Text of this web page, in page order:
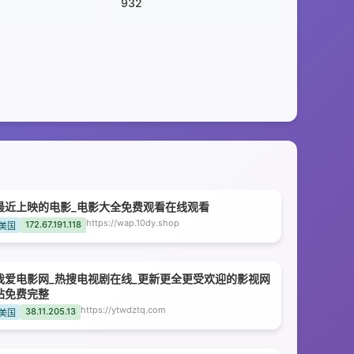
932
近上映的电影_电影大全免费观看在线观看
国 172.67.191.118 https://wap.10dy.shop
爱电影网_热搜电视剧在线_更新更全更受欢迎的影视网
免费完整
国 38.11.205.13 https://ytwdztq.com